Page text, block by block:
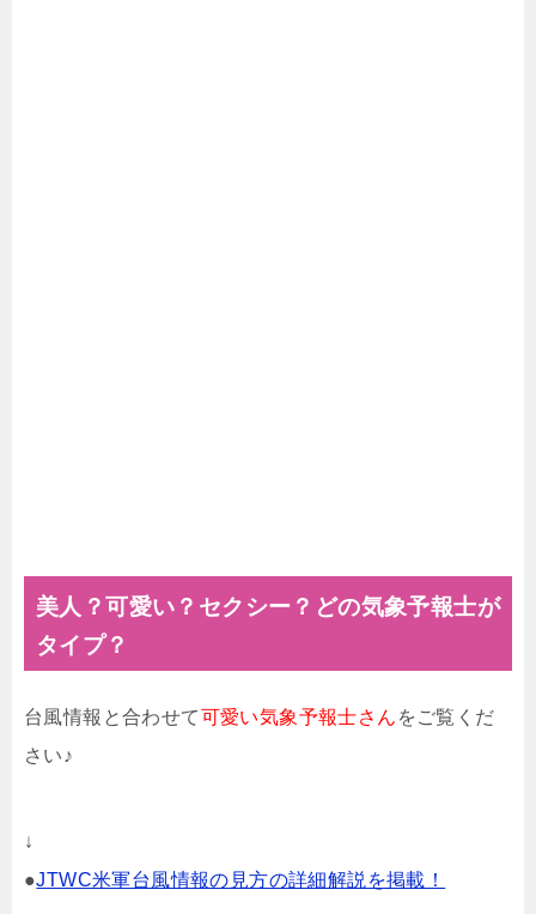
美人？可愛い？セクシー？どの気象予報士が
タイプ？
台風情報と合わせて可愛い気象予報士さん をご覧くだ
さい♪
↓
●JTWC米軍台風情報の見方の詳細解説を掲載！